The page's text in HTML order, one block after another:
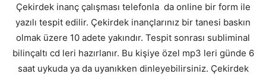
Çekirdek inanç çalışması telefonla da online bir form ile
yazılı tespit edilir. Çekirdek inançlarınız bir tanesi baskın
olmak üzere 10 adete yakındır. Tespit sonrası subliminal
bilinçaltı cd leri hazırlanır. Bu kişiye özel mp3 leri günde 6
saat uykuda ya da uyanıkken dinleyebilirsiniz. Çekirdek